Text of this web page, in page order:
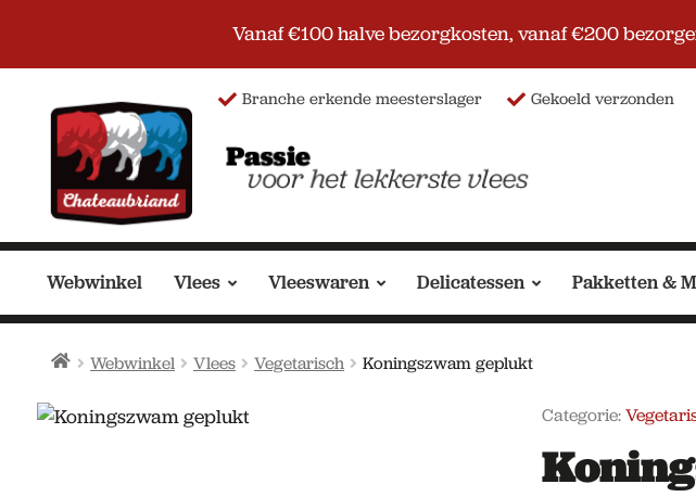
Vanaf €100 halve bezorgkosten, vanaf €200
Branche erkende meesterslager Gekoeld verzonden
door
naar
navigatie
naar
de
inhoud
Webwinkel Vlees Vleeswaren Delicatessen Pakketten &
Home
Webwinkel Vlees Vegetarisch Koningszwam geplukt
Categorie: